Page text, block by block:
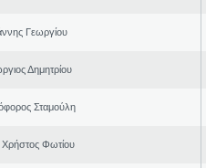
Γεωργίου
Δημητρίου
Σταμούλη
Φωτίου